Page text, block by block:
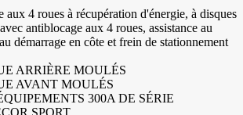
aux 4 roues à récupération d'énergie, à disques
antiblocage aux 4 roues, assistance au
démarrage en côte et frein de stationnement
ARRIÈRE MOULÉS
AVANT MOULÉS
300A DE SÉRIE